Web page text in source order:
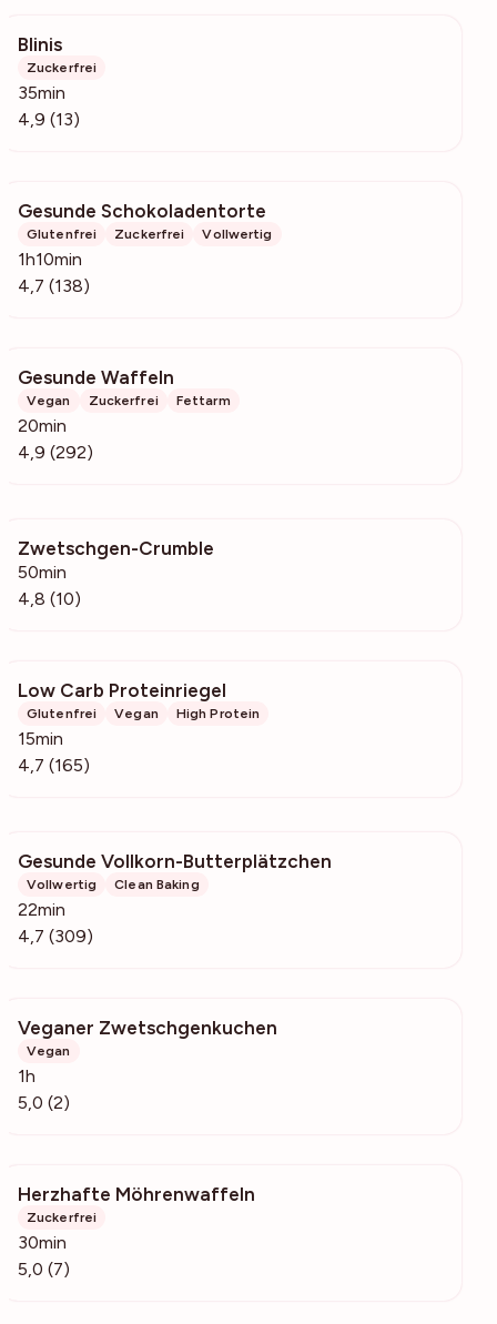
Blinis
Zuckerfrei
35min
4,9 (13)
Gesunde Schokoladentorte
Glutenfrei Zuckerfrei Vollwertig
1h10min
4,7 (138)
Gesunde Waffeln
Vegan Zuckerfrei Fettarm
20min
4,9 (292)
Zwetschgen-Crumble
50min
4,8 (10)
Low Carb Proteinriegel
Glutenfrei Vegan High Protein
15min
4,7 (165)
Gesunde Vollkorn-Butterplätzchen
Vollwertig Clean Baking
22min
4,7 (309)
Veganer Zwetschgenkuchen
Vegan
1h
5,0 (2)
Herzhafte Möhrenwaffeln
Zuckerfrei
30min
5,0 (7)